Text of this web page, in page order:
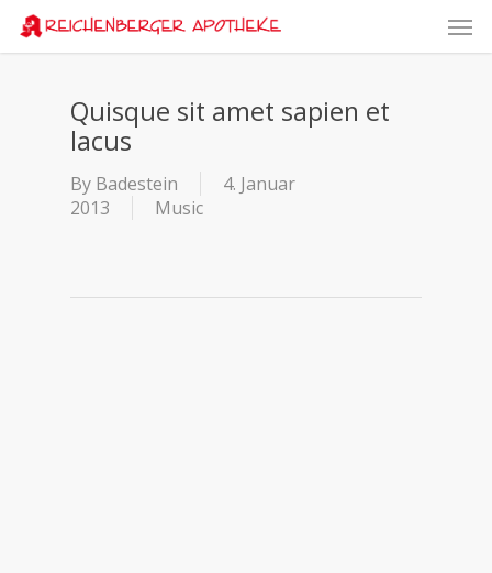
main
Quisque sit amet sapien et
lacus
By Badestein
4. Januar
2013
Music